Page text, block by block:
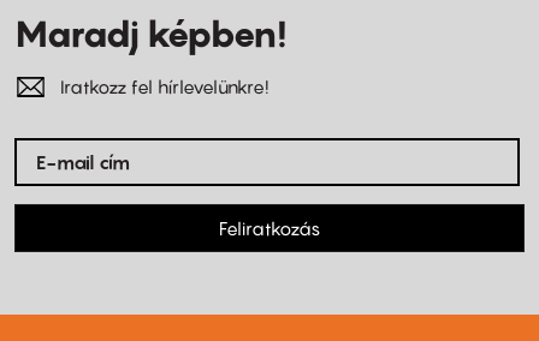
Maradj képben!
Iratkozz fel hírlevelünkre!
Feliratkozás